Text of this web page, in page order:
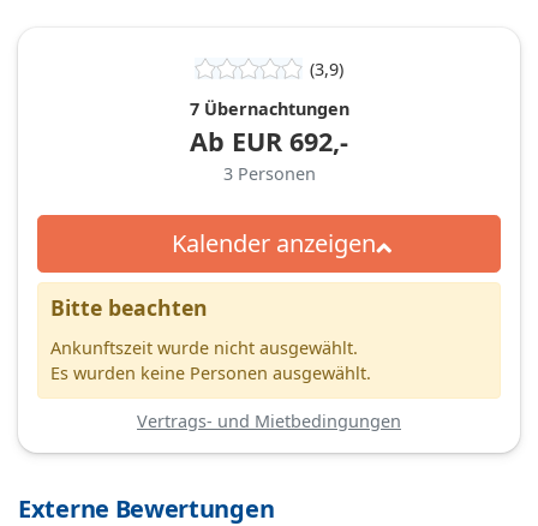
(3,9)
7 Übernachtungen
Ab EUR 692,-
3 Personen
Kalender anzeigen
Bitte beachten
Ankunftszeit wurde nicht ausgewählt.
Es wurden keine Personen ausgewählt.
Vertrags- und Mietbedingungen
Externe Bewertungen